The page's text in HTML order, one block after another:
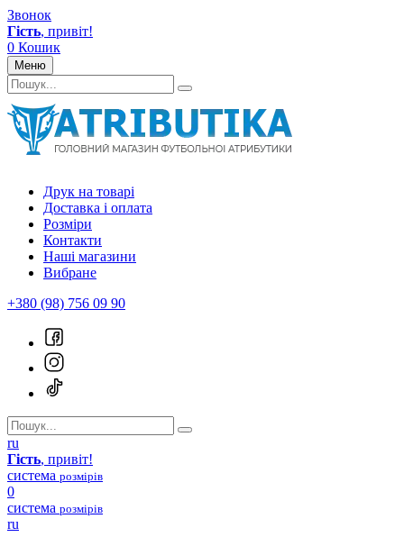
Звонок
Гість, привіт!
0 Кошик
Меню
Друк на товарі
Доставка і оплата
Розміри
Контакти
Наші магазини
Вибране
+380 (98) 756 09 90
ru
Гість, привіт!
система розмірів
0
система розмірів
ru